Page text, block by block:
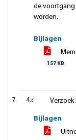
de voortgang
worden.
Bijlagen
157 KB
4.c
Bijlagen